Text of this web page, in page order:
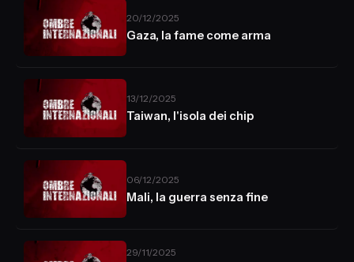
20/12/2025
Gaza, la fame come arma
13/12/2025
Taiwan, l'isola dei chip
06/12/2025
Mali, la guerra senza fine
29/11/2025